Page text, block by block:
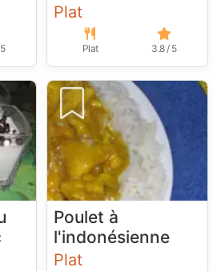
Plat
Plat 3.8 / 5
Poulet à
l'indonésienne
Plat